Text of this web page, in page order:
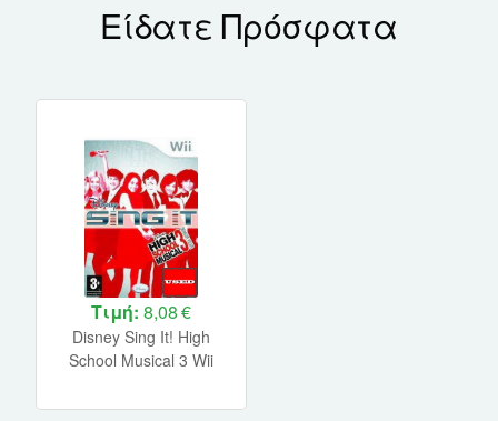
Είδατε Πρόσφατα
Τιμή: 8,08 €
Disney Sing It! High
School Musical 3 Wii